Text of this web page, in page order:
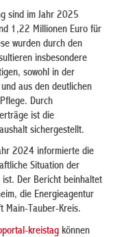
sind im Jahr 2025
1,22 Millionen Euro für
wurden durch den
insbesondere
sowohl in der
aus den deutlichen
Durch
ist die
sichergestellt.
2024 informierte die
Situation der
Der Bericht beinhaltet
die Energieagentur
Main-Tauber-Kreis.
kreistag können